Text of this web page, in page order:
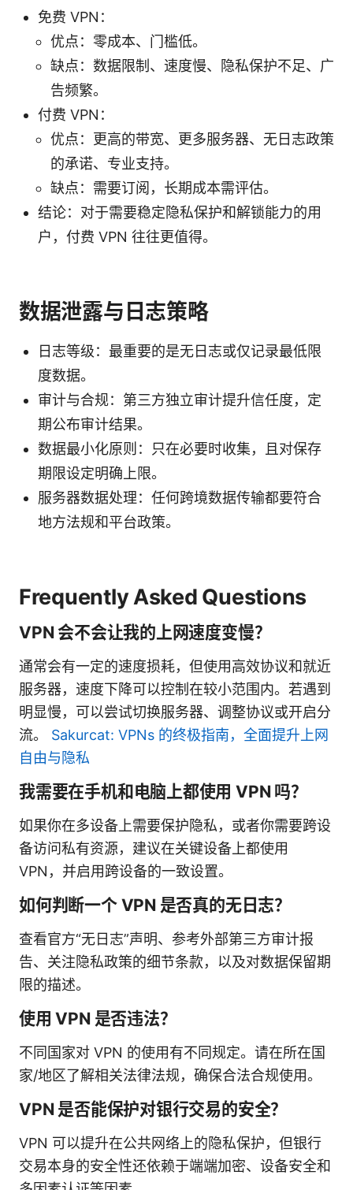
免费 VPN：
优点：零成本、门槛低。
缺点：数据限制、速度慢、隐私保护不足、广
告频繁。
付费 VPN：
优点：更高的带宽、更多服务器、无日志政策
的承诺、专业支持。
缺点：需要订阅，长期成本需评估。
结论：对于需要稳定隐私保护和解锁能力的用
户，付费 VPN 往往更值得。
数据泄露与日志策略
日志等级：最重要的是无日志或仅记录最低限
度数据。
审计与合规：第三方独立审计提升信任度，定
期公布审计结果。
数据最小化原则：只在必要时收集，且对保存
期限设定明确上限。
服务器数据处理：任何跨境数据传输都要符合
地方法规和平台政策。
Frequently Asked Questions
VPN 会不会让我的上网速度变慢？
通常会有一定的速度损耗，但使用高效协议和就近
服务器，速度下降可以控制在较小范围内。若遇到
明显慢，可以尝试切换服务器、调整协议或开启分
流。 Sakurcat: VPNs 的终极指南，全面提升上网
自由与隐私
我需要在手机和电脑上都使用 VPN 吗？
如果你在多设备上需要保护隐私，或者你需要跨设
备访问私有资源，建议在关键设备上都使用
VPN，并启用跨设备的一致设置。
如何判断一个 VPN 是否真的无日志？
查看官方“无日志”声明、参考外部第三方审计报
告、关注隐私政策的细节条款，以及对数据保留期
限的描述。
使用 VPN 是否违法？
不同国家对 VPN 的使用有不同规定。请在所在国
家/地区了解相关法律法规，确保合法合规使用。
VPN 是否能保护对银行交易的安全？
VPN 可以提升在公共网络上的隐私保护，但银行
交易本身的安全性还依赖于端端加密、设备安全和